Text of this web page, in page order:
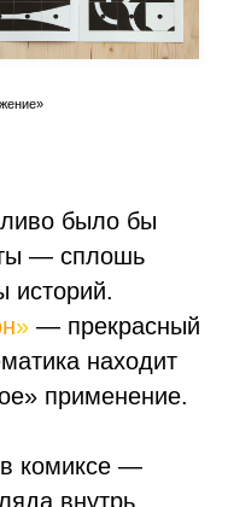
было бы
— сплошь
историй.
» — прекрасный
находит
применение.
в комиксе —
внутрь